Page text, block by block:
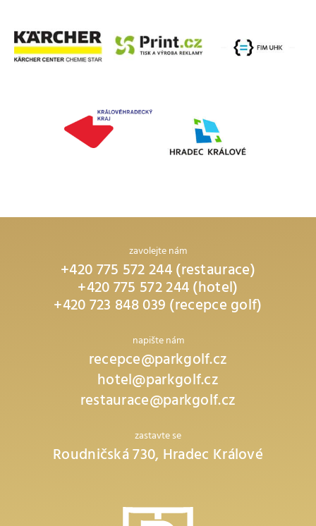
zavolejte nám
+420 775 572 244 (restaurace)
+420 775 572 244 (hotel)
+420 723 848 039 (recepce golf)
napište nám
recepce@parkgolf.cz
hotel@parkgolf.cz
restaurace@parkgolf.cz
zastavte se
Roudničská 730, Hradec Králové